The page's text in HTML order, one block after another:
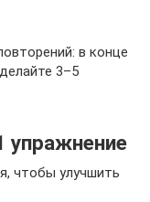
в конце
3–5
упражнение
чтобы улучшить